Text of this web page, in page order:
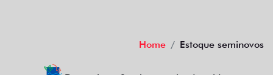
Home Estoque seminovos